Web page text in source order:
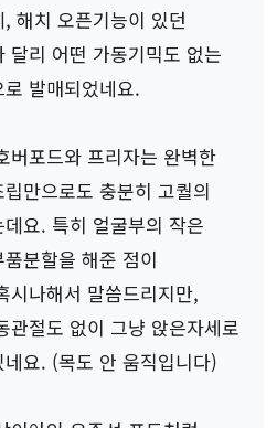
해치 오픈기능이 있던
달리 어떤 가동기믹도 없는
발매되었네요.
버포드와 프리자는 완벽한
만으로도 충분히 고퀄의
요. 특히 얼굴부의 작은
분할을 해준 점이
시나해서 말씀드리지만,
관절도 없이 그냥 앉은자세로
요. (목도 안 움직입니다)